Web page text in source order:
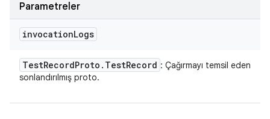
Parametreler
invocationLogs
TestRecordProto . TestRecord : Çağırmayı temsil eden
sonlandırılmış proto.